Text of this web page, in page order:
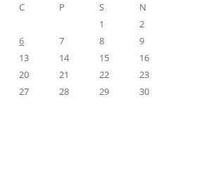
C P S
N
1
2
6 7 8
9
13 14 15
16
20 21 22
23
27 28 29
30